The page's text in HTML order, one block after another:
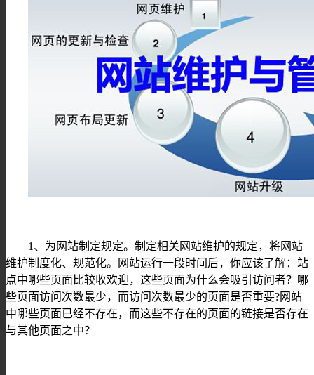
1 、 为网站制定规定。 制定相关网站维护的规定，将网站
维护制度化、规范化。网站运行一段时间后，你应该了解：站
点中哪些页面比较收欢迎，这些页面为什么会吸引访问者？ 哪
些页面访问次数最少，而访问次数最少的页面是否重要?网站
中哪些页面已经不存在，而这些不存在的页面的链接是否存在
与其他页面之中？